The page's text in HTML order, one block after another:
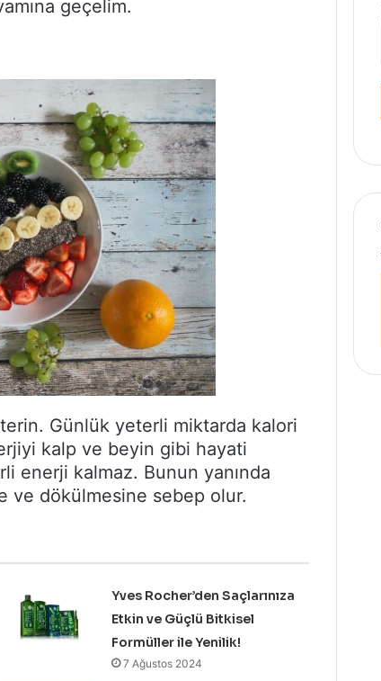
geçelim.
Günlük yeterli miktarda kalori
kalp ve beyin gibi hayati
enerji kalmaz. Bunun yanında
ve dökülmesine sebep olur.
Yves Rocher’den Saçlarınıza
Etkin ve Güçlü Bitkisel
Formüller ile Yenilik!
7 Ağustos 2024